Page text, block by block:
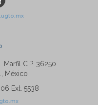
Marfil C.P. 36250
México
Ext. 5538